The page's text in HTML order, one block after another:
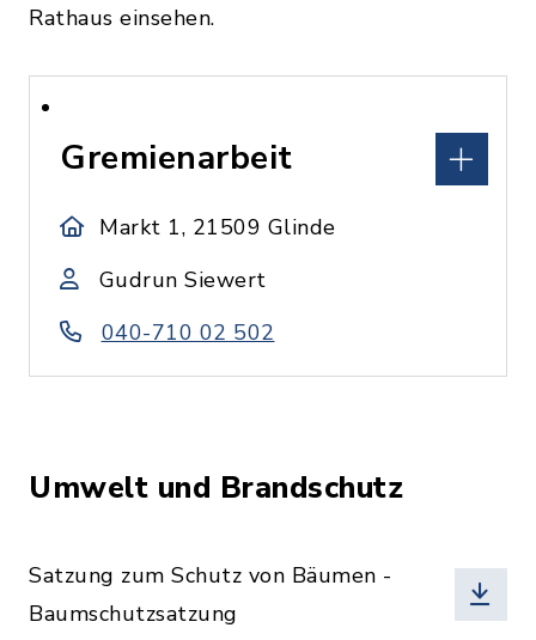
Rathaus einsehen.
Gremienarbeit
Markt 1, 21509 Glinde
Gudrun Siewert
040-710 02 502
Umwelt und Brandschutz
Satzung zum Schutz von Bäumen -
Baumschutzsatzung